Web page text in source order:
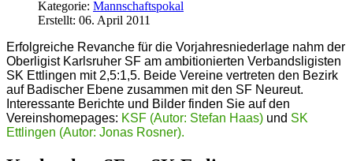
Kategorie: Mannschaftspokal
Erstellt: 06. April 2011
Erfolgreiche Revanche für die Vorjahresniederlage nahm der
Oberligist Karlsruher SF am ambitionierten Verbandsligisten
SK Ettlingen mit 2,5:1,5. Beide Vereine vertreten den Bezirk
auf Badischer Ebene zusammen mit den SF Neureut.
Interessante Berichte und Bilder finden Sie auf den
Vereinshomepages: KSF (Autor: Stefan Haas) und SK
Ettlingen (Autor: Jonas Rosner).